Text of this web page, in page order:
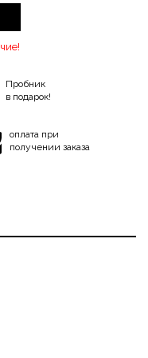
Пробник
в подарок!
оплата при
получении заказа